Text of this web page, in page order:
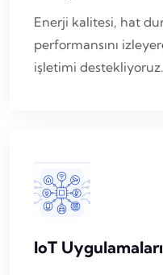
Enerji kalitesi, hat
performansını
işletimi destekliyoruz.
IoT Uygulamaları